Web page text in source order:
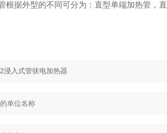
根据外型的不同可分为：直型单端加热管，